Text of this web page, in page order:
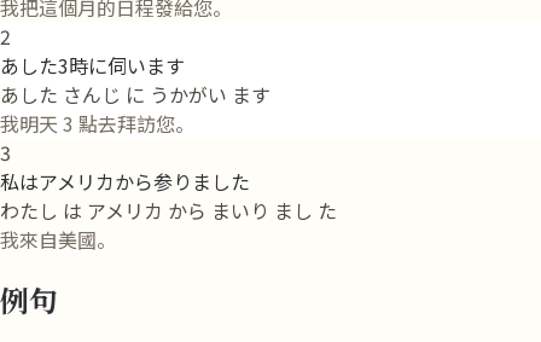
我把這個月的日程發給您。
2
あした3時に伺います
あした さんじ に うかがい ます
我明天 3 點去拜訪您。
3
私はアメリカから参りました
わたし は アメリカ から まいり まし た
我來自美國。
例句